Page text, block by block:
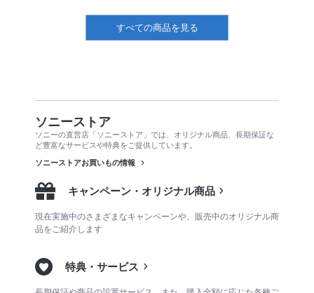
すべての商品を見る
ソニーストア
ソニーの直営店「ソニーストア」では、オリジナル商品、長期保証な
ど豊富なサービスや特典をご提供しています。
ソニーストアお買いもの情報
キャンペーン・オリジナル商品
現在実施中のさまざまなキャンペーンや、販売中のオリジナル商
品をご紹介します
特典・サービス